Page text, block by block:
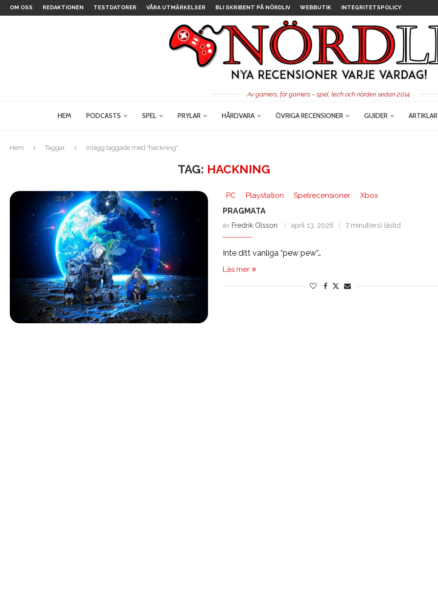
OM OSS REDAKTIONEN TESTDATORER VÅRA UTMÄRKELSER BLI SKRIBENT PÅ NÖRDLIV WEBBUTIK INTEGRITETSPOLICY
Av gamers, för gamers – spel, tech och nörderi sedan 2014.
HEM PODCASTS SPEL PRYLAR HÅRDVARA ÖVRIGA RECENSIONER GUIDER ARTIKLAR
Hem Taggar Inlägg taggade med "hackning"
TAG: HACKNING
PC Playstation Spelrecensioner Xbox
PRAGMATA
av Fredrik Olsson april 13, 2026 7 minut(ers) lästid
Inte ditt vanliga “pew pew”…
Läs mer